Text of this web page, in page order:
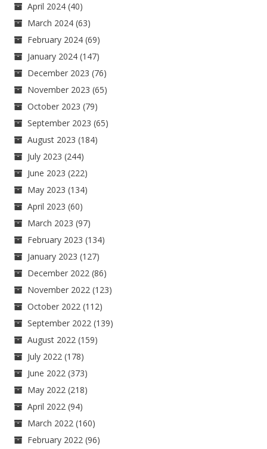
April 2024 (40)
March 2024 (63)
February 2024 (69)
January 2024 (147)
December 2023 (76)
November 2023 (65)
October 2023 (79)
September 2023 (65)
August 2023 (184)
July 2023 (244)
June 2023 (222)
May 2023 (134)
April 2023 (60)
March 2023 (97)
February 2023 (134)
January 2023 (127)
December 2022 (86)
November 2022 (123)
October 2022 (112)
September 2022 (139)
August 2022 (159)
July 2022 (178)
June 2022 (373)
May 2022 (218)
April 2022 (94)
March 2022 (160)
February 2022 (96)